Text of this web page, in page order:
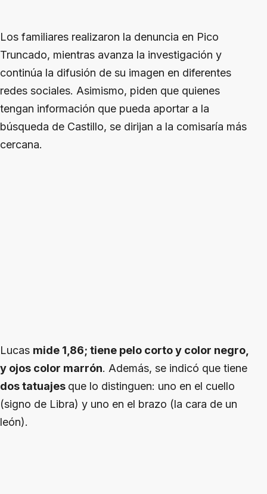
Los familiares realizaron la denuncia en Pico
Truncado, mientras avanza la investigación y
continúa la difusión de su imagen en diferentes
redes sociales. Asimismo, piden que quienes
tengan información que pueda aportar a la
búsqueda de Castillo, se dirijan a la comisaría más
cercana.
Lucas mide 1,86; tiene pelo corto y color negro,
y ojos color marrón. Además, se indicó que tiene
dos tatuajes que lo distinguen: uno en el cuello
(signo de Libra) y uno en el brazo (la cara de un
león).